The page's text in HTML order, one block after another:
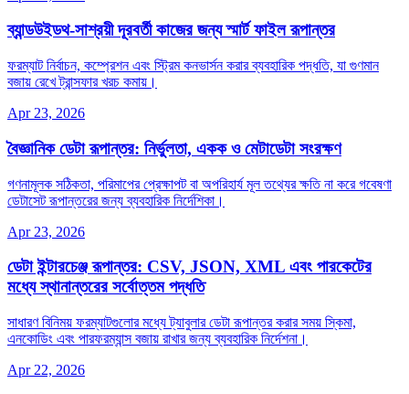
ব্যান্ডউইডথ‑সাশ্রয়ী দূরবর্তী কাজের জন্য স্মার্ট ফাইল রূপান্তর
ফরম্যাট নির্বাচন, কম্প্রেশন এবং স্ট্রিম কনভার্সন করার ব্যবহারিক পদ্ধতি, যা গুণমান
বজায় রেখে ট্রান্সফার খরচ কমায়।
Apr 23, 2026
বৈজ্ঞানিক ডেটা রূপান্তর: নির্ভুলতা, একক ও মেটাডেটা সংরক্ষণ
গণনামূলক সঠিকতা, পরিমাপের প্রেক্ষাপট বা অপরিহার্য মূল তথ্যের ক্ষতি না করে গবেষণা
ডেটাসেট রূপান্তরের জন্য ব্যবহারিক নির্দেশিকা।
Apr 23, 2026
ডেটা ইন্টারচেঞ্জ রূপান্তর: CSV, JSON, XML এবং পারকেটের
মধ্যে স্থানান্তরের সর্বোত্তম পদ্ধতি
সাধারণ বিনিময় ফরম্যাটগুলোর মধ্যে ট্যাবুলার ডেটা রূপান্তর করার সময় স্কিমা,
এনকোডিং এবং পারফরম্যান্স বজায় রাখার জন্য ব্যবহারিক নির্দেশনা।
Apr 22, 2026